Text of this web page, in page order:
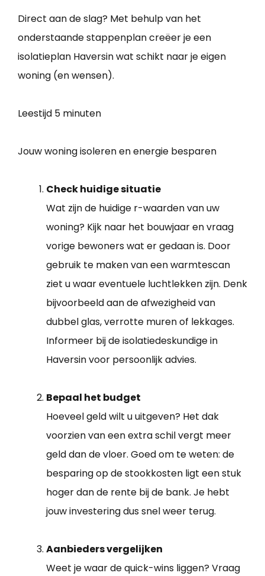
Direct aan de slag? Met behulp van het
onderstaande stappenplan creëer je een
isolatieplan Haversin wat schikt naar je eigen
woning (en wensen).
Leestijd 5 minuten
Jouw woning isoleren en energie besparen
Check huidige situatie
Wat zijn de huidige r-waarden van uw
woning? Kijk naar het bouwjaar en vraag
vorige bewoners wat er gedaan is. Door
gebruik te maken van een warmtescan
ziet u waar eventuele luchtlekken zijn. Denk
bijvoorbeeld aan de afwezigheid van
dubbel glas, verrotte muren of lekkages.
Informeer bij de isolatiedeskundige in
Haversin voor persoonlijk advies.
Bepaal het budget
Hoeveel geld wilt u uitgeven? Het dak
voorzien van een extra schil vergt meer
geld dan de vloer. Goed om te weten: de
besparing op de stookkosten ligt een stuk
hoger dan de rente bij de bank. Je hebt
jouw investering dus snel weer terug.
Aanbieders vergelijken
Weet je waar de quick-wins liggen? Vraag